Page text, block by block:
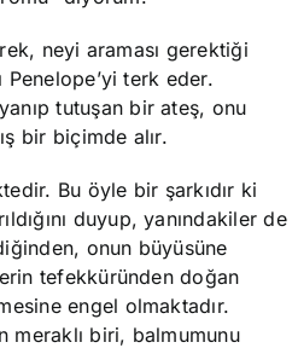
neyi araması gerektiği
Penelope’yi terk eder.
tutuşan bir ateş, onu
bir biçimde alır.
Bu öyle bir şarkıdır ki
duyup, yanındakiler de
onun büyüsüne
tefekküründen doğan
engel olmaktadır.
meraklı biri, balmumunu